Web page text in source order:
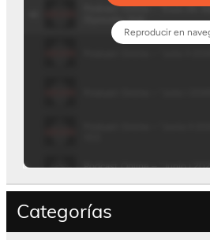
Categorías